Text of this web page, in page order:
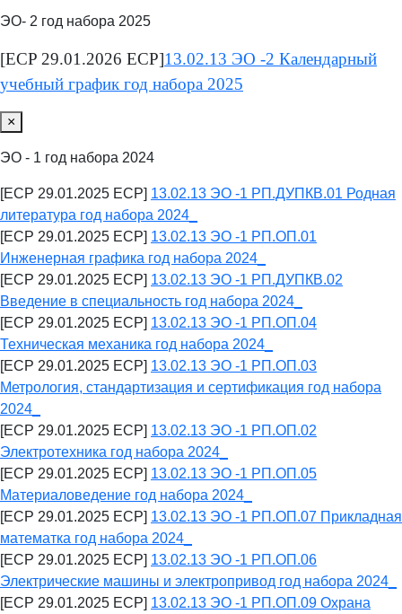
ЭО- 2 год набора 2025
[ECP 29.01.2026 ECP]13.02.13 ЭО -2 Календарный
учебный график год набора 2025
×
ЭО - 1 год набора 2024
[ECP 29.01.2025 ECP] 13.02.13 ЭО -1 РП.ДУПКВ.01 Родная
литература год набора 2024_
[ECP 29.01.2025 ECP] 13.02.13 ЭО -1 РП.ОП.01
Инженерная графика год набора 2024_
[ECP 29.01.2025 ECP] 13.02.13 ЭО -1 РП.ДУПКВ.02
Введение в специальность год набора 2024_
[ECP 29.01.2025 ECP] 13.02.13 ЭО -1 РП.ОП.04
Техническая механика год набора 2024_
[ECP 29.01.2025 ECP] 13.02.13 ЭО -1 РП.ОП.03
Метрология, стандартизация и сертификация год набора
2024_
[ECP 29.01.2025 ECP] 13.02.13 ЭО -1 РП.ОП.02
Электротехника год набора 2024_
[ECP 29.01.2025 ECP] 13.02.13 ЭО -1 РП.ОП.05
Материаловедение год набора 2024_
[ECP 29.01.2025 ECP] 13.02.13 ЭО -1 РП.ОП.07 Прикладная
математка год набора 2024_
[ECP 29.01.2025 ECP] 13.02.13 ЭО -1 РП.ОП.06
Электрические машины и электропривод год набора 2024_
[ECP 29.01.2025 ECP] 13.02.13 ЭО -1 РП.ОП.09 Охрана